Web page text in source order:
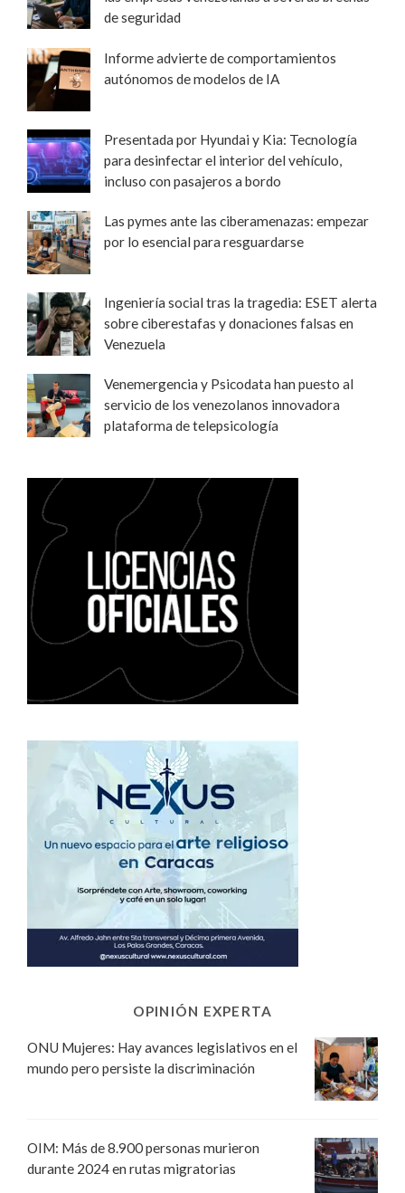
de seguridad
Informe advierte de comportamientos
autónomos de modelos de IA
Presentada por Hyundai y Kia: Tecnología
para desinfectar el interior del vehículo,
incluso con pasajeros a bordo
Las pymes ante las ciberamenazas: empezar
por lo esencial para resguardarse
Ingeniería social tras la tragedia: ESET alerta
sobre ciberestafas y donaciones falsas en
Venezuela
Venemergencia y Psicodata han puesto al
servicio de los venezolanos innovadora
plataforma de telepsicología
OPINIÓN EXPERTA
ONU Mujeres: Hay avances legislativos en el
mundo pero persiste la discriminación
OIM: Más de 8.900 personas murieron
durante 2024 en rutas migratorias